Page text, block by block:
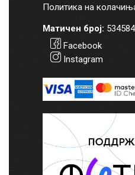
Политика на
Матичен број:
Facebook
Instagram